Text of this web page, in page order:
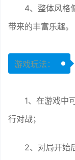
4、整体风格
带来的丰富乐趣。
游戏玩法：
1、在游戏中
行对战；
2、对局开始